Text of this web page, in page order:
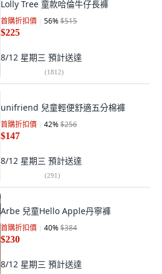
Lolly Tree 童款哈倫牛仔長褲
首購折扣價 56%$515
$225
8/12 星期三 預計送達
(1812)
unifriend 兒童輕便舒適五分棉褲
首購折扣價 42%$256
$147
8/12 星期三 預計送達
(291)
Arbe 兒童Hello Apple丹寧褲
首購折扣價 40%$384
$230
8/12 星期三 預計送達